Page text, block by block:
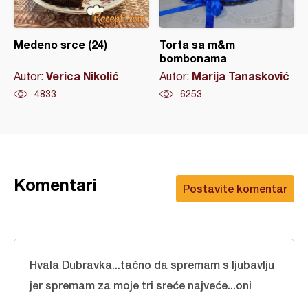
Medeno srce (24)
Autor: Verica Nikolić
4833
Torta sa m&m
bombonama
Autor: Marija Tanasković
6253
Postavite komentar
Komentari
Hvala Dubravka...tačno da spremam s ljubavlju
jer spremam za moje tri sreće najveće...oni